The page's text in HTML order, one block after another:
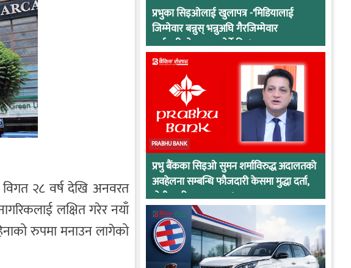
२८ वर्ष देखि अनवरत
लक्षित गरेर नयाँ
रुपमा मनाउन लागेको
प्रभुका सिइओलाई खुलापत्र -‘मिडियालाई
जिम्मेवार बन्नुस् भन्नुअघि गैरजिम्मेवार
कर्मचारीको व्यवहार हेर्ने कि !
PRABHU BANK
प्रभु बैंकका सिइओ सुमन शर्माविरुद्ध अदालतको
अवहेलना सम्बन्धि फौजदारी केसमा मुद्धा दर्ता,
दोषी ठहरिए जान्छ पद !